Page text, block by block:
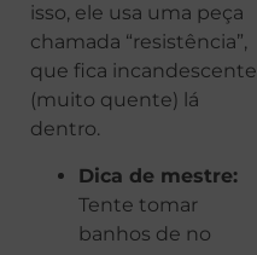
isso, ele usa uma peça
chamada “resistência”,
que fica incandescente
(muito quente) lá
dentro.
Dica de mestre:
Tente tomar
banhos de no